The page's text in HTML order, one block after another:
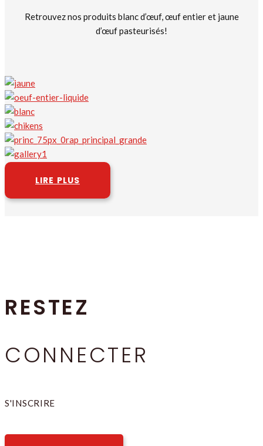
Retrouvez nos produits blanc d’œuf, œuf entier et jaune
d’œuf pasteurisés!
LIRE PLUS
RESTEZ
CONNECTER
S'INSCRIRE